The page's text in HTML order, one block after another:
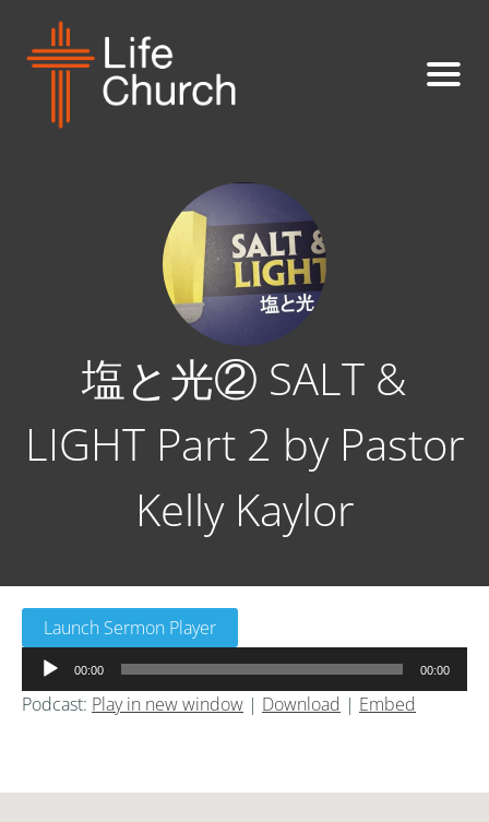
塩と光② SALT &
LIGHT Part 2 by Pastor
Kelly Kaylor
Launch Sermon Player
声
プ
ヤ
00:00 00:00
Podcast: Play in new window | Download | Embed